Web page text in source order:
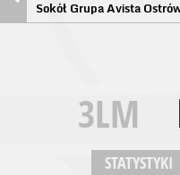
3LM
STATYSTYKI